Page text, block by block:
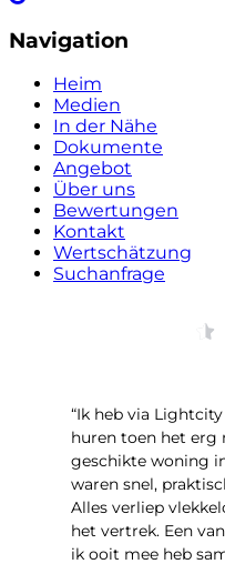
Navigation
Heim
Medien
In der Nähe
Dokumente
Angebot
Über uns
Bewertungen
Kontakt
Wertschätzung
Suchanfrage
“Ik heb via
huren toen het erg
geschikte woning
waren snel,
Alles verliep
het vertrek. Een
ik ooit mee heb